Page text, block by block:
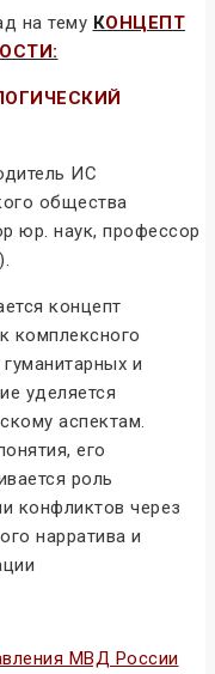
на тему КОНЦЕПТ
ИС
общества
юр. наук, профессор
концепт
комплексного
и
уделяется
аспектам.
его
роль
конфликтов через
нарратива и
МВД России